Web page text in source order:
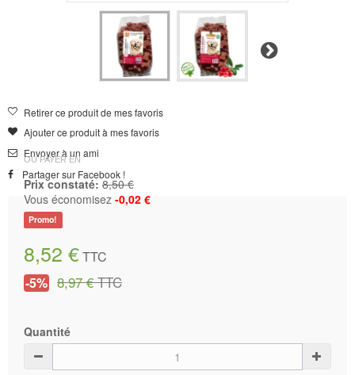
Suivant
Retirer ce produit de mes favoris
Ajouter ce produit à mes favoris
Envoyer à un ami
Partager sur Facebook !
OU PAYER EN
Prix constaté: 8,50 €
Vous économisez -0,02 €
Promo!
8,52 €TTC
-5% 8,97 €TTC
Quantité